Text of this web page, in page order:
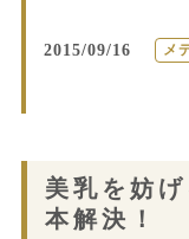
2015/09/16 メ
美乳を妨
本解決！